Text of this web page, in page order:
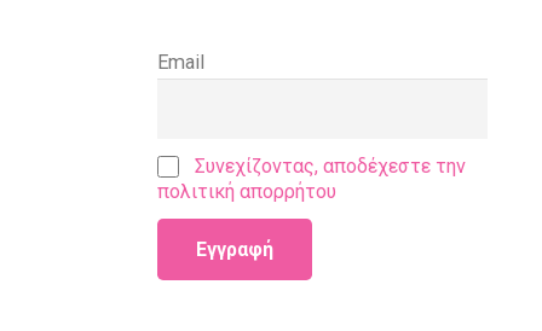
Email
Συνεχίζοντας, αποδέχεστε την
πολιτική απορρήτου